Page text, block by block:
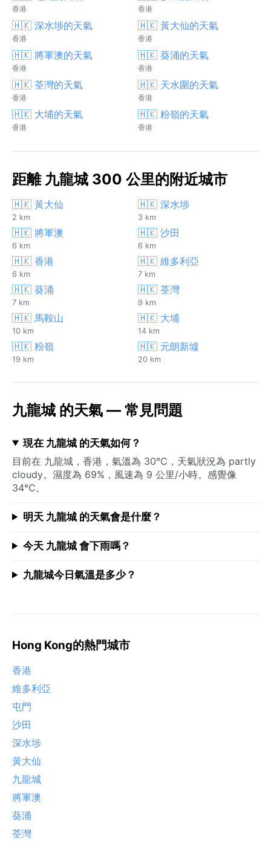
香港 香港
🇭🇰 深水埗的天氣
香港
🇭🇰 黃大仙的天氣
香港
🇭🇰 將軍澳的天氣
香港
🇭🇰 葵涌的天氣
香港
🇭🇰 荃灣的天氣
香港
🇭🇰 天水圍的天氣
香港
🇭🇰 大埔的天氣
香港
🇭🇰 粉嶺的天氣
香港
距離 九龍城 300 公里的附近城市
🇭🇰 黃大仙
2 km
🇭🇰 深水埗
3 km
🇭🇰 將軍澳
6 km
🇭🇰 沙田
6 km
🇭🇰 香港
6 km
🇭🇰 維多利亞
7 km
🇭🇰 葵涌
7 km
🇭🇰 荃灣
9 km
🇭🇰 馬鞍山
10 km
🇭🇰 大埔
14 km
🇭🇰 粉嶺
19 km
🇭🇰 元朗新墟
20 km
九龍城 的天氣 — 常見問題
現在 九龍城 的天氣如何？
目前在 九龍城，香港，氣溫為 30°C，天氣狀況為 partly
cloudy。濕度為 69%，風速為 9 公里/小時。感覺像
34°C。
明天 九龍城 的天氣會是什麼？
今天 九龍城 會下雨嗎？
九龍城今日氣溫是多少？
Hong Kong的熱門城市
香港
維多利亞
屯門
沙田
深水埗
黃大仙
九龍城
將軍澳
葵涌
荃灣